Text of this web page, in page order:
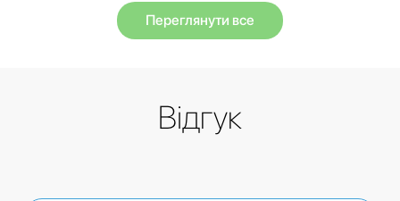
Переглянути все
Відгук